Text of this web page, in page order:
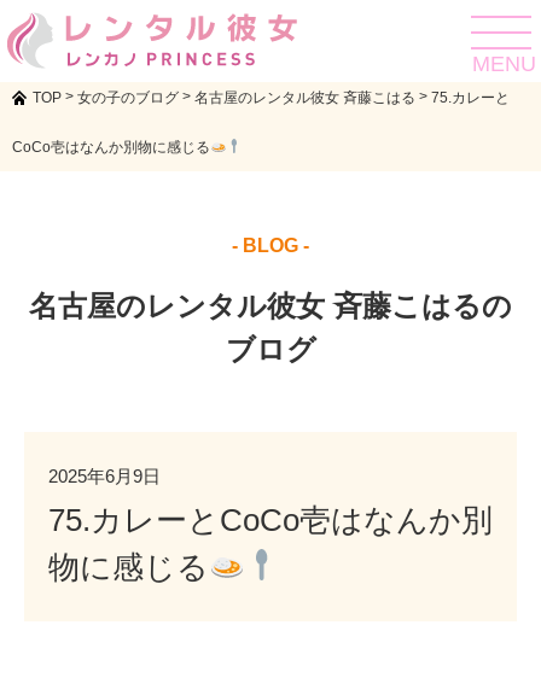
toggle
MENU
TOP > 女の子のブログ > 名古屋のレンタル彼女 斉藤こはる > 75.カレーと
CoCo壱はなんか別物に感じる
- BLOG -
名古屋のレンタル彼女 斉藤こはるの
ブログ
2025年6月9日
75.カレーとCoCo壱はなんか別
物に感じる